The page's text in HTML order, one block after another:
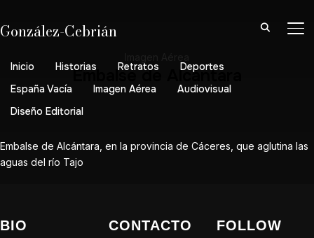
González-Cebrián
Inicio Historias Retratos
Deportes
España Vacía
Imagen Aérea
Audiovisual
Diseño Editorial
Embalse de Alcántara
Embalse de Alcántara, en la provincia de Cáceres, que aglutina las
aguas del río Tajo
BIO CONTACTO FOLLOW